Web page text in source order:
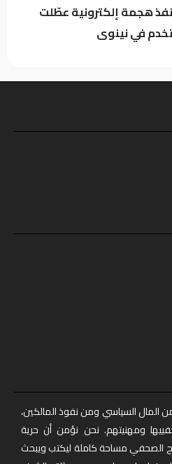
هجمة إلكترونية عطّلت
المال السياسي ومن نفوذ المالكين،
ومهنيتهم. نحن نؤمن أن حرية
الصحفي مساحة كاملة ليكتب ويبحث